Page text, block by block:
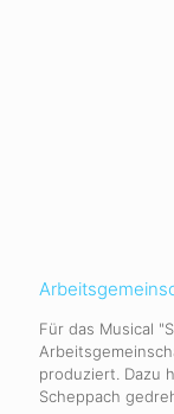
Für das Musical
produziert. Dazu
Scheppach